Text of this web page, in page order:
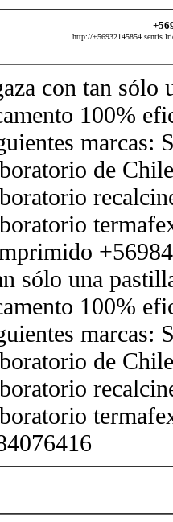
http://+56932145854 sentis
con tan sólo
100%
marcas:
de
sólo una
100%
marcas:
de